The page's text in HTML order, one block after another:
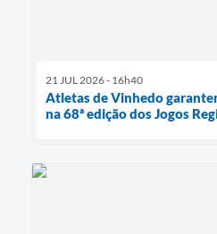
21 JUL 2026 - 16h40
Atletas de Vinhedo
na 68ª edição dos Jogos